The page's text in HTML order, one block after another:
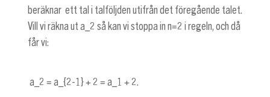
beräknar ett tal i talföljden utifrån det föregående talet.
Vill vi räkna ut a_2 så kan vi stoppa in n=2 i regeln, och då
får vi:
a_2 = a_{2-1} + 2 = a_1 + 2.